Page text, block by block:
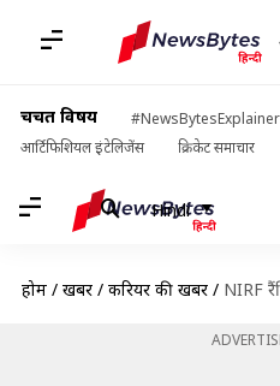
चर्चित विषय #NewsBytesExplainer
आर्टिफिशियल इंटेलिजेंस
क्रिकेट समाचार
Hindi
होम / खबरें / करियर की खबरें / NIRF रैंकिंग 2019: